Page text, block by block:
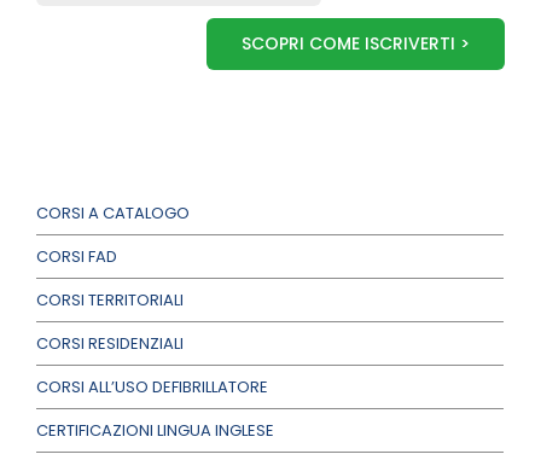
CORSI A CATALOGO
CORSI FAD
CORSI TERRITORIALI
CORSI RESIDENZIALI
CORSI ALL’USO DEFIBRILLATORE
CERTIFICAZIONI LINGUA INGLESE
SCOPRI COME ISCRIVERTI >